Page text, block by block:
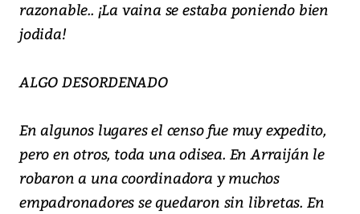
razonable.. ¡La vaina se estaba poniendo bien
jodida!
ALGO DESORDENADO
En algunos lugares el censo fue muy expedito,
pero en otros, toda una odisea. En Arraiján le
robaron a una coordinadora y muchos
empadronadores se quedaron sin libretas. En